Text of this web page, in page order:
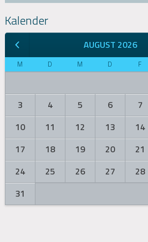
Kalender
AUGUST 2026
M D M D F
3
4 5 6 7
10
11 12 13 14
17
18 19 20 21
24
25 26 27 28
31